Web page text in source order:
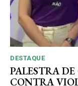
DESTAQUE
PALESTRA
CONTRA